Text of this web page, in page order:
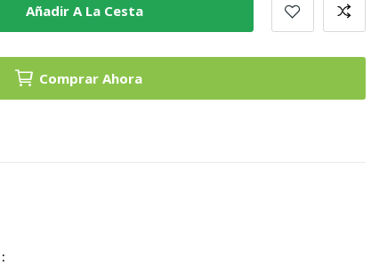
Añadir A La Cesta
Comprar Ahora